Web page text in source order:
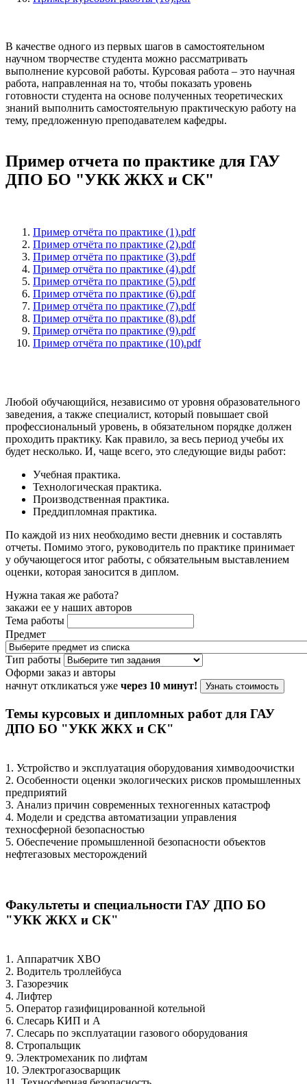
В качестве одного из первых шагов в самостоятельном
научном творчестве студента можно рассматривать
выполнение курсовой работы. Курсовая работа – это научная
работа, направленная на то, чтобы показать уровень
готовности студента на основе полученных теоретических
знаний выполнить самостоятельную практическую работу на
тему, предложенную преподавателем кафедры.
Пример отчета по практике для ГАУ
ДПО БО "УКК ЖКХ и СК"
Пример отчёта по практике (1).pdf
Пример отчёта по практике (2).pdf
Пример отчёта по практике (3).pdf
Пример отчёта по практике (4).pdf
Пример отчёта по практике (5).pdf
Пример отчёта по практике (6).pdf
Пример отчёта по практике (7).pdf
Пример отчёта по практике (8).pdf
Пример отчёта по практике (9).pdf
Пример отчёта по практике (10).pdf
Любой обучающийся, независимо от уровня образовательного
заведения, а также специалист, который повышает свой
профессиональный уровень, в обязательном порядке должен
проходить практику. Как правило, за весь период учебы их
будет несколько. И, чаще всего, это следующие виды работ:
Учебная практика.
Технологическая практика.
Производственная практика.
Преддипломная практика.
По каждой из них необходимо вести дневник и составлять
отчеты. Помимо этого, руководитель по практике принимает
у обучающегося итог работы, с обязательным выставлением
оценки, которая заносится в диплом.
Нужна такая же работа?
закажи ее у наших авторов
Тема работы
Предмет
Тип работы
Оформи заказ и авторы
начнут откликаться уже через 10 минут! Узнать стоимость
Темы курсовых и дипломных работ для ГАУ
ДПО БО "УКК ЖКХ и СК"
1. Устройство и эксплуатация оборудования химводоочистки
2. Особенности оценки экологических рисков промышленных
предприятий
3. Анализ причин современных техногенных катастроф
4. Модели и средства автоматизации управления
техносферной безопасностью
5. Обеспечение промышленной безопасности объектов
нефтегазовых месторождений
Факультеты и специальности ГАУ ДПО БО
"УКК ЖКХ и СК"
1. Аппаратчик ХВО
2. Водитель троллейбуса
3. Газорезчик
4. Лифтер
5. Оператор газифицированной котельной
6. Слесарь КИП и А
7. Слесарь по эксплуатации газового оборудования
8. Стропальщик
9. Электромеханик по лифтам
10. Электрогазосварщик